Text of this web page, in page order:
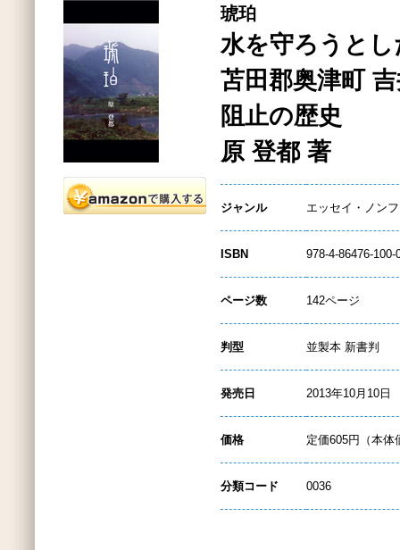
琥珀
水を守ろうと
苫田郡奥津町
阻止の歴史
原 登都 著
ジャンル エッセイ・ノン
ISBN 978-4-86476-100-
ページ数 142ページ
判型 並製本 新書判
発売日 2013年10月10日
価格 定価605円（本体
分類コード 0036